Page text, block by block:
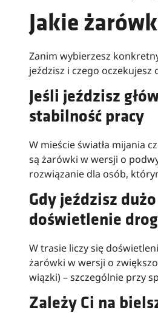
Jakie
Zanim wybierzesz
jeździsz i czego oczekujesz
Jeśli jeździsz
stabilność pracy
W mieście światła mijania
są żarówki w wersji o
rozwiązanie dla osób,
Gdy jeździsz
doświetlenie
W trasie liczy się
żarówki w wersji o
wiązki) – szczególnie przy
Zależy Ci na